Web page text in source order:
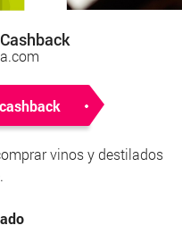
vinos y destilados